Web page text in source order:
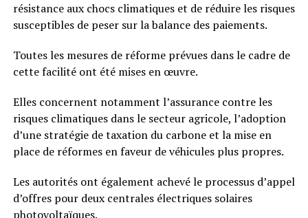
résistance aux chocs climatiques et de réduire les risques
susceptibles de peser sur la balance des paiements.
Toutes les mesures de réforme prévues dans le cadre de
cette facilité ont été mises en œuvre.
Elles concernent notamment l’assurance contre les
risques climatiques dans le secteur agricole, l’adoption
d’une stratégie de taxation du carbone et la mise en
place de réformes en faveur de véhicules plus propres.
Les autorités ont également achevé le processus d’appel
d’offres pour deux centrales électriques solaires
photovoltaïques.